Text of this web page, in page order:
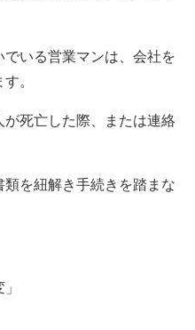
いる営業マンは、会社を
。
死亡した際、または連絡
を紐解き手続きを踏まな